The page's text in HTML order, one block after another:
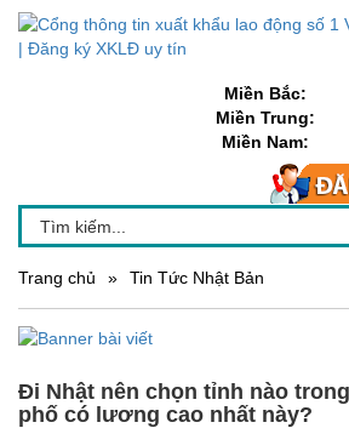
Miền Bắc:
Miền Trung:
Miền Nam:
Trang chủ » Tin Tức Nhật Bản
Đi Nhật nên chọn tỉnh nào
phố có lương cao nhất này?